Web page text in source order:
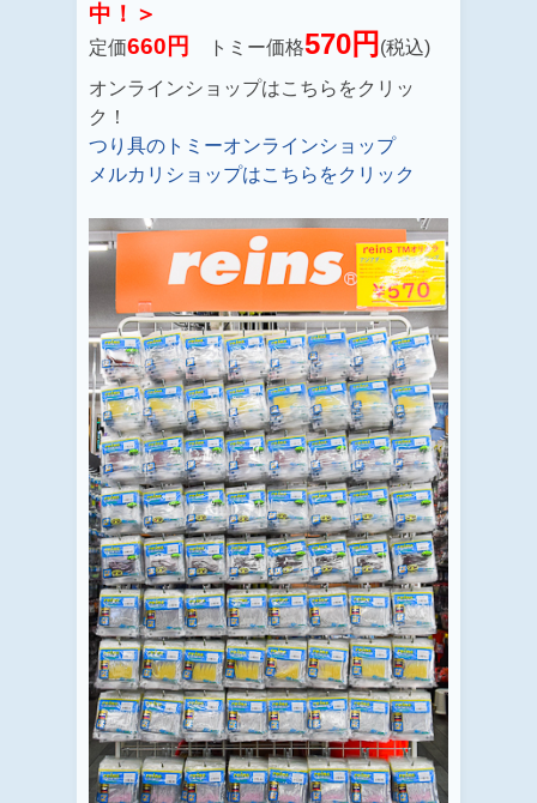
中！＞
定価660円 トミー価格570円 (税込)
オンラインショップはこちらをクリッ
ク！
つり具のトミーオンラインショップ
メルカリショップはこちらをクリック